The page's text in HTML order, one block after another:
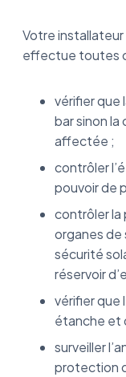
Votre
effectue toutes
vérifier que
bar sinon la
affectée ;
contrôler
pouvoir de
contrôler
organes de
sécurité
réservoir
vérifier que
étanche et
surveiller
protection